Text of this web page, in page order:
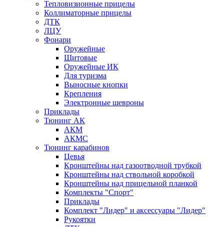
Тепловизионные прицелы
Коллиматорные прицелы
ДТК
ЛЦУ
Фонари
Оружейные
Щитовые
Оружейные ИК
Для туризма
Выносные кнопки
Крепления
Электронные шевроны
Приклады
Тюнинг АК
АКМ
АКМС
Тюнинг карабинов
Цевья
Кронштейны над газоотводной трубкой
Кронштейны над ствольной коробкой
Кронштейны над прицельной планкой
Комплекты "Спорт"
Приклады
Комплект "Лидер" и аксессуары "Лидер"
Рукоятки